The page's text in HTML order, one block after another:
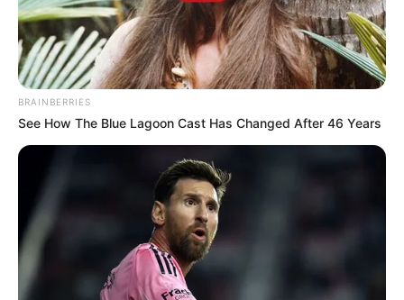
BRAINBERRIES
See How The Blue Lagoon Cast Has Changed After 46 Years